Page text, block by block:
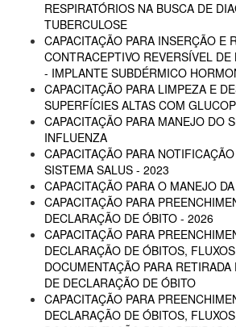
RESPIRATÓRIOS NA BUSCA DE
TUBERCULOSE
CAPACITAÇÃO PARA INSERÇÃO E
CONTRACEPTIVO REVERSÍVEL
- IMPLANTE SUBDÉRMICO
CAPACITAÇÃO PARA LIMPEZA E
SUPERFÍCIES ALTAS COM
CAPACITAÇÃO PARA MANEJO DO
INFLUENZA
CAPACITAÇÃO PARA
SISTEMA SALUS - 2023
CAPACITAÇÃO PARA O MANEJO
CAPACITAÇÃO PARA
DECLARAÇÃO DE ÓBITO - 2026
CAPACITAÇÃO PARA
DECLARAÇÃO DE ÓBITOS,
DOCUMENTAÇÃO PARA
DE DECLARAÇÃO DE ÓBITO
CAPACITAÇÃO PARA
DECLARAÇÃO DE ÓBITOS,